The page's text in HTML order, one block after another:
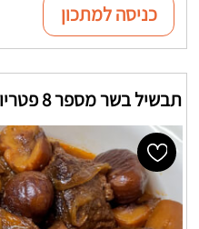
כניסה למתכון
תבשיל בשר מספר 8 פטריות ערמונים ובצל